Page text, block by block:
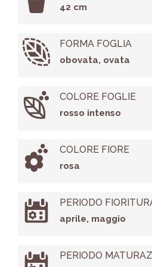
42 cm
FORMA FOGLIA
obovata, ovata
COLORE FOGLIE
rosso intenso
COLORE FIORE
rosa
PERIODO
aprile, maggio
PERIODO